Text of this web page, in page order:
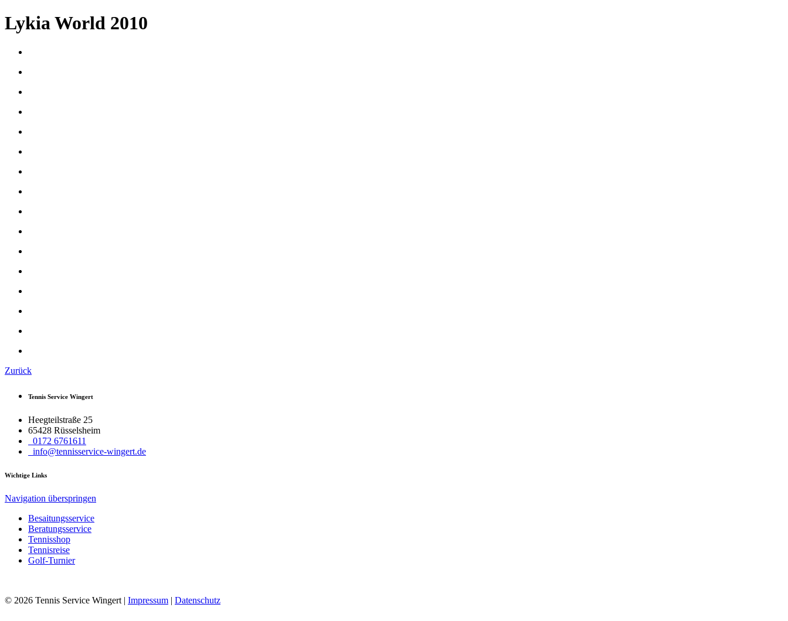
Lykia World 2010
Zurück
Tennis Service Wingert
Heegteilstraße 25
65428 Rüsselsheim
0172 6761611
info@tennisservice-wingert.de
Wichtige Links
Navigation überspringen
Besaitungsservice
Beratungsservice
Tennisshop
Tennisreise
Golf-Turnier
© 2026 Tennis Service Wingert | Impressum | Datenschutz